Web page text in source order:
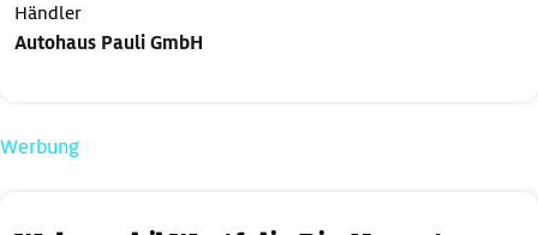
Händler
Autohaus Pauli GmbH
Werbung